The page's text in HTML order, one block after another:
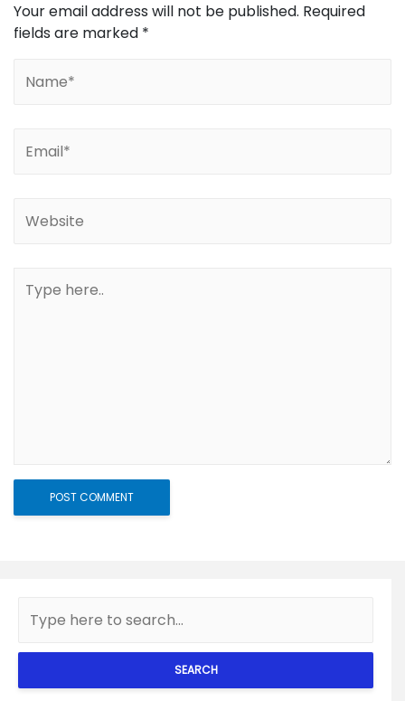
Your email address will not be published. Required
fields are marked *
SEARCH